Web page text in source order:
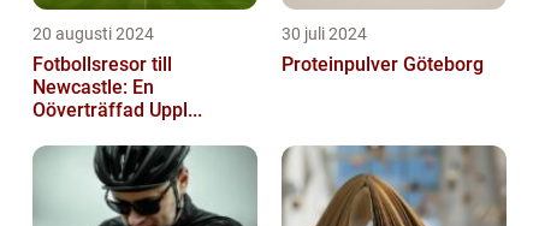
20 augusti 2024
Fotbollsresor till
Newcastle: En
Oöverträffad Uppl...
30 juli 2024
Proteinpulver Göteborg